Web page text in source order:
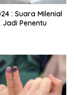
: Suara Milenial
Jadi Penentu